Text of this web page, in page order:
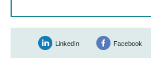
LinkedIn Facebook